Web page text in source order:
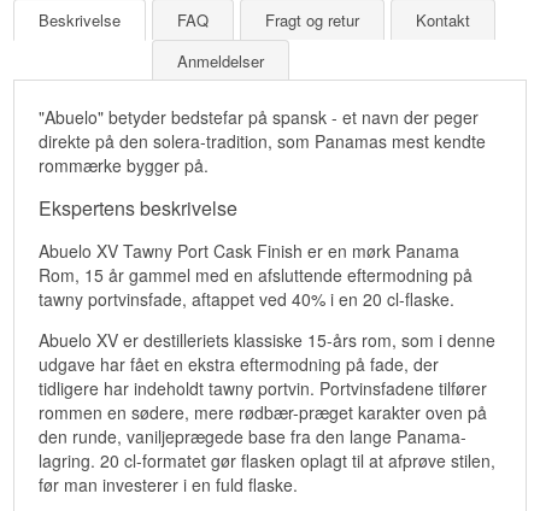
Beskrivelse FAQ Fragt og retur
Kontakt
Anmeldelser
"Abuelo" betyder bedstefar på spansk - et navn der peger
direkte på den solera-tradition, som Panamas mest kendte
rommærke bygger på.
Ekspertens beskrivelse
Abuelo XV Tawny Port Cask Finish er en mørk Panama
Rom, 15 år gammel med en afsluttende eftermodning på
tawny portvinsfade, aftappet ved 40% i en 20 cl-flaske.
Abuelo XV er destilleriets klassiske 15-års rom, som i denne
udgave har fået en ekstra eftermodning på fade, der
tidligere har indeholdt tawny portvin. Portvinsfadene tilfører
rommen en sødere, mere rødbær-præget karakter oven på
den runde, vaniljeprægede base fra den lange Panama-
lagring. 20 cl-formatet gør flasken oplagt til at afprøve stilen,
før man investerer i en fuld flaske.